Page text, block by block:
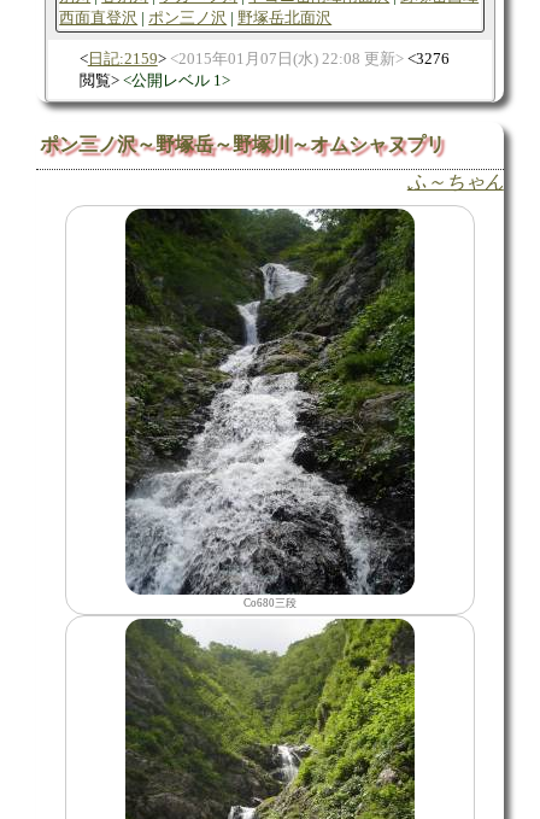
西面直登沢
ポン三ノ沢 野塚岳北面沢
日記:2159 2015年01月07日(水) 22:08 更新
3276
閲覧
公開レベル 1
ポン三ノ沢～野塚岳～野塚川～オムシャヌプリ
ふ～ちゃん
Co680三段